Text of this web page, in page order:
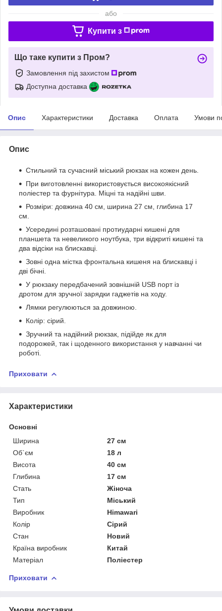
або
Купити з
Що таке купити з Пром?
Замовлення під захистом
Доступна доставка
Опис Характеристики Доставка Оплата Умови
Опис
Стильний та сучасний міський рюкзак на кожен день.
При виготовленні використовується високоякісний
поліестер та фурнітура. Міцні та надійні шви.
Розміри: довжина 40 см, ширина 27 см, глибина 17
см.
Усередині розташовані протиударні кишені для
планшета та невеликого ноутбука, три відкриті кишені та
два відсіки на блискавці.
Зовні одна містка фронтальна кишеня на блискавці і
дві бічні.
У рюкзаку передбачений зовнішній USB порт із
дротом для зручної зарядки гаджетів на ходу.
Лямки регулюються за довжиною.
Колір: сірий.
Зручний та надійний рюкзак, підійде як для
подорожей, так і щоденного використання у навчанні чи
роботі.
Приховати
Характеристики
Основні
Ширина
27 см
Об`єм
18 л
Висота
40 см
Глибина
17 см
Стать
Жіноча
Тип
Міський
Виробник
Himawari
Колір
Сірий
Стан
Новий
Країна виробник
Китай
Матеріал
Поліестер
Приховати